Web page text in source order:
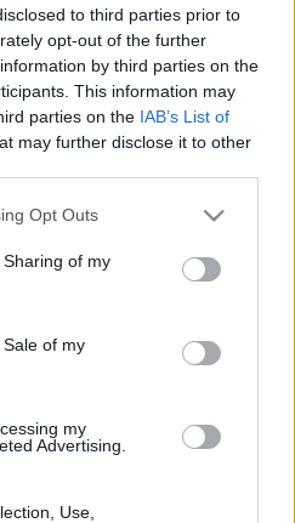
to third parties prior to
opt-out of the further
by third parties on the
This information may
parties on the IAB’s List of
may further disclose it to other
app uses one or more Google
behaviour. You may click to
and its third-party tags to
purposes in below Google
Opt Outs
of my
of my
my
Advertising.
Use,
toporog az árindex.
ÉS JÓ ZENÉT ÍGÉRNEK A
menük, koncertek, színházi
utódiszkó is várja az
A HANGÁRBÓL ORBÁN
GDP-bővülés várható, de a külső